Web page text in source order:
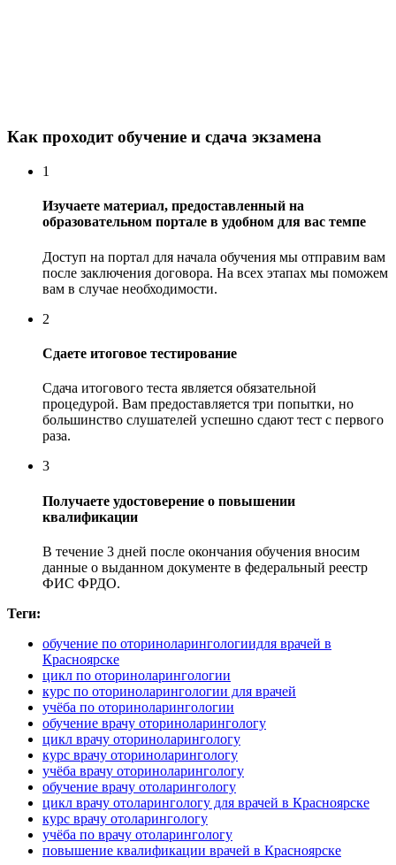
Как проходит обучение и сдача экзамена
1
Изучаете материал, предоставленный на
образовательном портале в удобном для вас темпе
Доступ на портал для начала обучения мы отправим вам
после заключения договора. На всех этапах мы поможем
вам в случае необходимости.
2
Сдаете итоговое тестирование
Сдача итогового теста является обязательной
процедурой. Вам предоставляется три попытки, но
большинство слушателей успешно сдают тест с первого
раза.
3
Получаете удостоверение о повышении
квалификации
В течение 3 дней после окончания обучения вносим
данные о выданном документе в федеральный реестр
ФИС ФРДО.
Теги:
обучение по оториноларингологиидля врачей в
Красноярске
цикл по оториноларингологии
курс по оториноларингологии для врачей
учёба по оториноларингологии
обучение врачу оториноларингологу
цикл врачу оториноларингологу
курс врачу оториноларингологу
учёба врачу оториноларингологу
обучение врачу отоларингологу
цикл врачу отоларингологу для врачей в Красноярске
курс врачу отоларингологу
учёба по врачу отоларингологу
повышение квалификации врачей в Красноярске